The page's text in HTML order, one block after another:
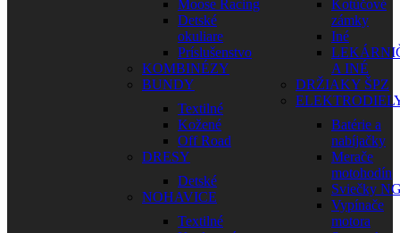
Moose Racing
Detské
okuliare
Príslušenstvo
KOMBINÉZY
BUNDY
Textilné
Kožené
Off Road
DRESY
Detské
NOHAVICE
Textilné
Kotúčové
zámky
Iné
A INÉ
DRŽIAKY ŠPZ
Batérie a
nabíjačky
Merače
motohodín
Sviečky
Vypínače
motora